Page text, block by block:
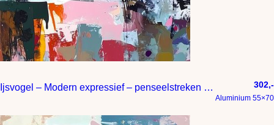
Ijsvogel – Modern expressief – penseelstreken en abstracte kleurige vlakken 302,-
Aluminium 55×70